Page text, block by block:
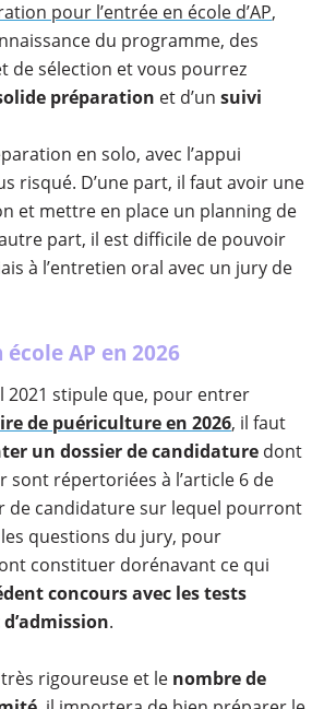
pour l’entrée en école d’AP,
du programme, des
de sélection et vous pourrez
préparation et d’un suivi
en solo, avec l’appui
risqué. D’une part, il faut avoir une
et mettre en place un planning de
part, il est difficile de pouvoir
à l’entretien oral avec un jury de
école AP en 2026
2021 stipule que, pour entrer
de puériculture en 2026, il faut
un dossier de candidature dont
sont répertoriées à l’article 6 de
de candidature sur lequel pourront
questions du jury, pour
constituer dorénavant ce qui
concours avec les tests
.
rigoureuse et le nombre de